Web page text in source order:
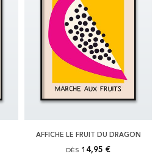
AFFICHE LE FRUIT DU DRAGON
DÈS 14,95 €